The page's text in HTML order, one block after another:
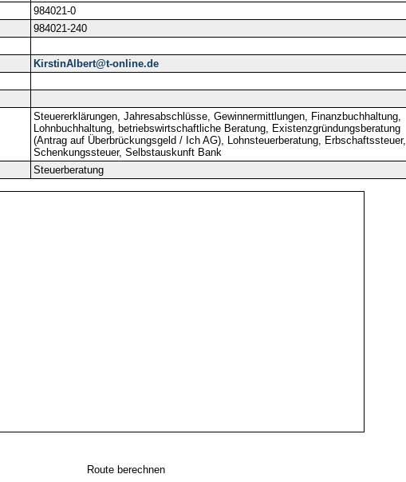
984021-0
984021-240
KirstinAlbert@t-online.de
Steuererklärungen, Jahresabschlüsse, Gewinnermittlungen, Finanzbuchhaltung,
Lohnbuchhaltung, betriebswirtschaftliche Beratung, Existenzgründungsberatung
(Antrag auf Überbrückungsgeld / Ich AG), Lohnsteuerberatung, Erbschaftssteuer,
Schenkungssteuer, Selbstauskunft Bank
Steuerberatung
Route berechnen